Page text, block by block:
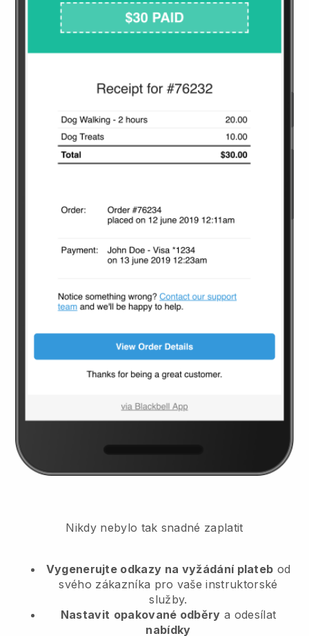
Nikdy nebylo tak snadné zaplatit
Vygenerujte odkazy na vyžádání plateb od
svého zákazníka pro vaše instruktorské
služby.
Nastavit opakované odběry a odesílat
nabídky